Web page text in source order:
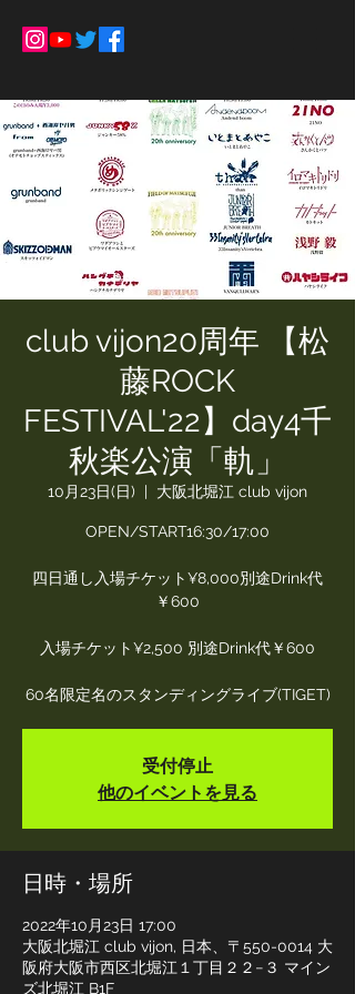
club vijon20周年 【松
藤ROCK
FESTIVAL'22】day4千
秋楽公演「軌」
10月23日(日)
  |
大阪北堀江 club vijon
OPEN/START16:30/17:00
四日通し入場チケット¥8,000別途Drink代
￥600
入場チケット¥2,500 別途Drink代￥600
60名限定名のスタンディングライブ(TIGET)
受付停止
他のイベントを見る
日時・場所
2022年10月23日 17:00
大阪北堀江 club vijon, 日本、〒550-0014 大
阪府大阪市西区北堀江１丁目２２−３ マイン
ズ北堀江 B1F